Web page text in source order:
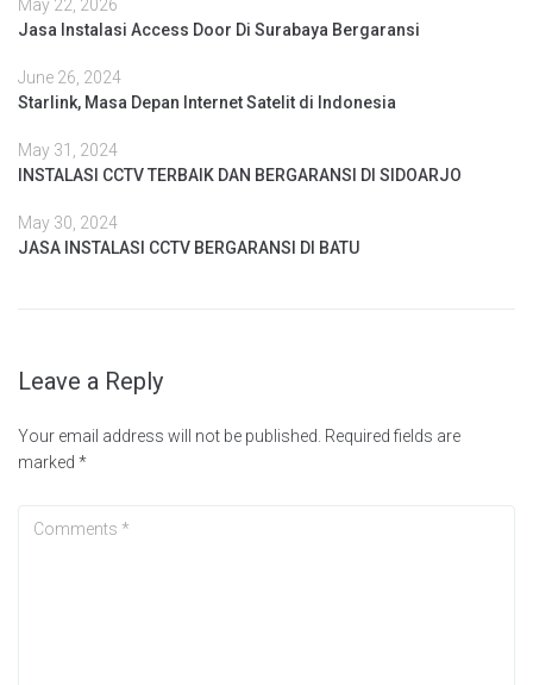
May 22, 2026
Jasa Instalasi Access Door Di Surabaya Bergaransi
June 26, 2024
Starlink, Masa Depan Internet Satelit di Indonesia
May 31, 2024
INSTALASI CCTV TERBAIK DAN BERGARANSI DI SIDOARJO
May 30, 2024
JASA INSTALASI CCTV BERGARANSI DI BATU
Leave a Reply
Your email address will not be published. Required fields are
marked *